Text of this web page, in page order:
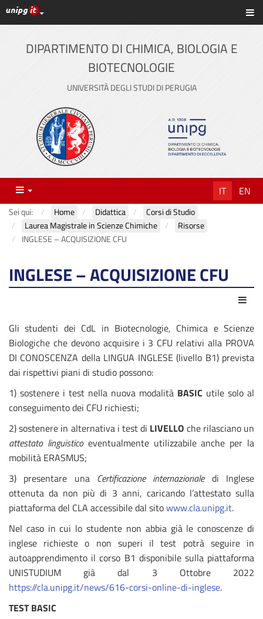
Vai
al
contenuto
principale
Link ai principali servizi web di Ateneo
DIPARTIMENTO DI CHIMICA, BIOLOGIA E
BIOTECNOLOGIE
UNIVERSITÀ DEGLI STUDI DI PERUGIA
Menu IT EN
Sei qui: Home Didattica
Corsi di Studio
Laurea Magistrale in Scienze Chimiche
Risorse
INGLESE – ACQUISIZIONE CFU
INGLESE – ACQUISIZIONE CFU
Gli studenti dei CdL in Biotecnologie, Chimica e Scienze
Biologiche che devono acquisire i 3 CFU relativi alla PROVA
DI CONOSCENZA della LINGUA INGLESE (livello B1) prevista
dai rispettivi piani di studio possono:
1) sostenere i test nella nuova modalità BASIC utile solo al
conseguimento dei CFU richiesti;
2) sostenere in alternativa i test di LIVELLO che rilasciano un
attestato linguisticoeventualmente utilizzabile anche per la
mobilità ERASMUS;
3) presentare una Certificazione internazionaledi Inglese
ottenuta da non più di 3 anni, caricando l’attestato sulla
piattaforma del CLA accessibile dal sitowww.cla.unipg.it.
Nel caso in cui lo studente non abbia già le conoscenze di
inglese richieste o non superi il test potrà seguire in
autoapprendimento il corso B1 disponibile sulla piattaforma
UNISTUDIUM già dal 3 Ottobre 2022
https://cla.unipg.it/news/616-corsi-online-di-inglese.
TEST BASIC